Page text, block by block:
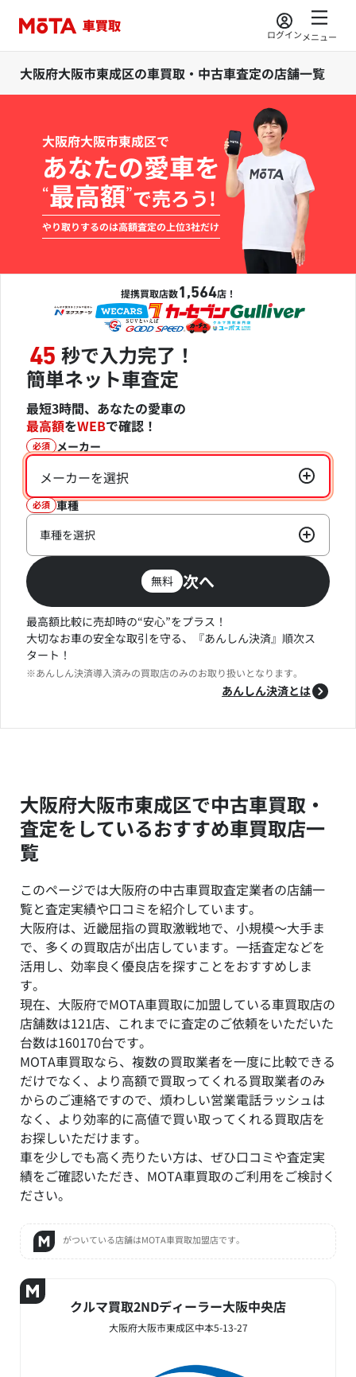
ログインメニュー
大阪府大阪市東成区の車買取・中古車査定の店舗一覧
大阪府大阪市東成区で
あなたの愛車を
“最高額”で売ろう!
やり取りするのは高額査定の上位3社だけ
提携買取店数1,564店！
45 秒で入力完了！
簡単ネット車査定
最短3時間、あなたの愛車の
最高額をWEBで確認！
必須 メーカー
メーカーを選択
必須 車種
車種を選択
無料 次へ
最高額比較に売却時の“安心”をプラス！
大切なお車の安全な取引を守る、『あんしん決済』順次ス
タート！
※あんしん決済導入済みの買取店のみのお取り扱いとなります。
あんしん決済とは
大阪府大阪市東成区で中古車買取・
査定をしているおすすめ車買取店一
覧
このページでは大阪府の中古車買取査定業者の店舗一
覧と査定実績や口コミを紹介しています。
大阪府は、近畿屈指の買取激戦地で、小規模～大手ま
で、多くの買取店が出店しています。一括査定などを
活用し、効率良く優良店を探すことをおすすめしま
す。
現在、大阪府でMOTA車買取に加盟している車買取店の
店舗数は121店、これまでに査定のご依頼をいただいた
台数は160170台です。
MOTA車買取なら、複数の買取業者を一度に比較できる
だけでなく、より高額で買取ってくれる買取業者のみ
からのご連絡ですので、煩わしい営業電話ラッシュは
なく、より効率的に高値で買い取ってくれる買取店を
お探しいただけます。
車を少しでも高く売りたい方は、ぜひ口コミや査定実
績をご確認いただき、MOTA車買取のご利用をご検討く
ださい。
がついている店舗はMOTA車買取加盟店です。
クルマ買取2NDディーラー大阪中央店
大阪府大阪市東成区中本5-13-27